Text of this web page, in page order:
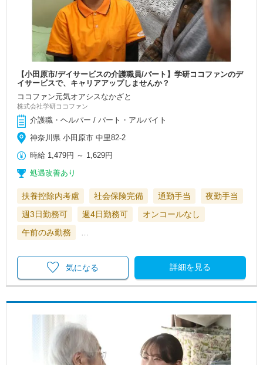
【小田原市/デイサービスの介護職員/パート】学研ココファンのデ
イサービスで、キャリアアップしませんか？
ココファン元気オアシスなかざと
株式会社学研ココファン
介護職・ヘルパー / パート・アルバイト
神奈川県 小田原市 中里82-2
時給 1,479円 ～ 1,629円
処遇改善あり
扶養控除内考慮 社会保険完備 通勤手当
夜勤手当
週3日勤務可
週4日勤務可
オンコールなし
午前のみ勤務
詳細を見る
気になる